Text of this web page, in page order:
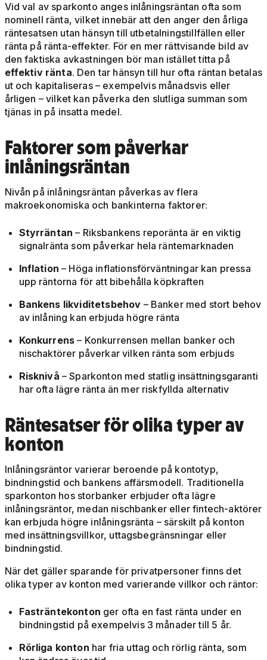
Vid val av sparkonto anges inlåningsräntan ofta som
nominell ränta, vilket innebär att den anger den årliga
räntesatsen utan hänsyn till utbetalningstillfällen eller
ränta på ränta-effekter. För en mer rättvisande bild av
den faktiska avkastningen bör man istället titta på
effektiv ränta. Den tar hänsyn till hur ofta räntan betalas
ut och kapitaliseras – exempelvis månadsvis eller
årligen – vilket kan påverka den slutliga summan som
tjänas in på insatta medel.
Faktorer som påverkar
inlåningsräntan
Nivån på inlåningsräntan påverkas av flera
makroekonomiska och bankinterna faktorer:
Styrräntan – Riksbankens reporänta är en viktig
signalränta som påverkar hela räntemarknaden
Inflation – Höga inflationsförväntningar kan pressa
upp räntorna för att bibehålla köpkraften
Bankens likviditetsbehov – Banker med stort behov
av inlåning kan erbjuda högre ränta
Konkurrens – Konkurrensen mellan banker och
nischaktörer påverkar vilken ränta som erbjuds
Risknivå – Sparkonton med statlig insättningsgaranti
har ofta lägre ränta än mer riskfyllda alternativ
Räntesatser för olika typer av
konton
Inlåningsräntor varierar beroende på kontotyp,
bindningstid och bankens affärsmodell. Traditionella
sparkonton hos storbanker erbjuder ofta lägre
inlåningsräntor, medan nischbanker eller fintech-aktörer
kan erbjuda högre inlåningsränta – särskilt på konton
med insättningsvillkor, uttagsbegränsningar eller
bindningstid.
När det gäller sparande för privatpersoner finns det
olika typer av konton med varierande villkor och räntor:
Fasträntekonton ger ofta en fast ränta under en
bindningstid på exempelvis 3 månader till 5 år.
Rörliga konton har fria uttag och rörlig ränta, som